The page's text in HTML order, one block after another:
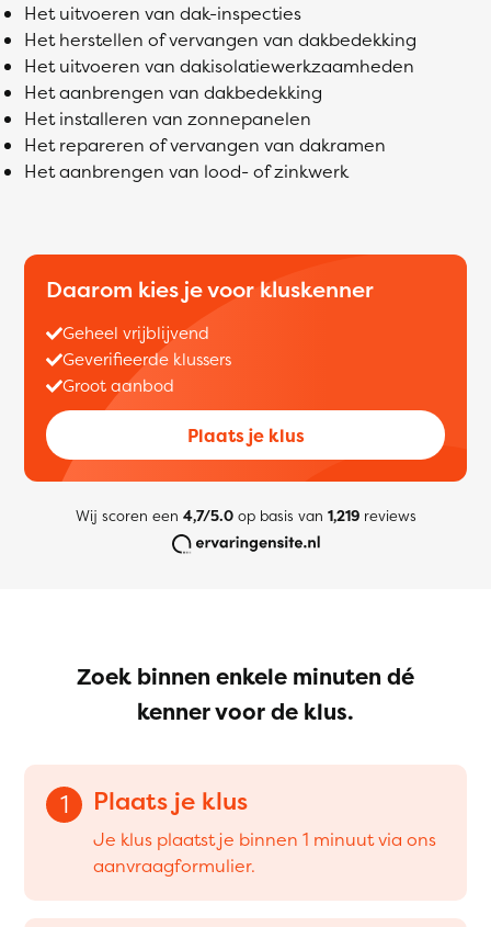
Het uitvoeren van dak-inspecties
Het herstellen of vervangen van dakbedekking
Het uitvoeren van dakisolatiewerkzaamheden
Het aanbrengen van dakbedekking
Het installeren van zonnepanelen
Het repareren of vervangen van dakramen
Het aanbrengen van lood- of zinkwerk
Daarom kies je voor kluskenner
Geheel vrijblijvend
Geverifieerde klussers
Groot aanbod
Plaats je klus
Wij scoren een 4,7/5.0op basis van 1,219reviews
Zoek binnen enkele minuten dé
kenner voor de klus.
1 Plaats je klus
Je klus plaatst je binnen 1 minuut via ons
aanvraagformulier.